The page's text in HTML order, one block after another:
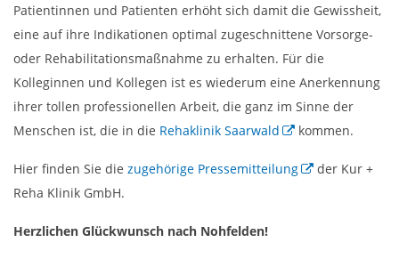
Patientinnen und Patienten erhöht sich damit die Gewissheit,
eine auf ihre Indikationen optimal zugeschnittene Vorsorge-
oder Rehabilitationsmaßnahme zu erhalten. Für die
Kolleginnen und Kollegen ist es wiederum eine Anerkennung
ihrer tollen professionellen Arbeit, die ganz im Sinne der
Menschen ist, die in die Rehaklinik Saarwald kommen.
Hier finden Sie die zugehörige Pressemitteilung
der Kur +
Reha Klinik GmbH.
Herzlichen Glückwunsch nach Nohfelden!